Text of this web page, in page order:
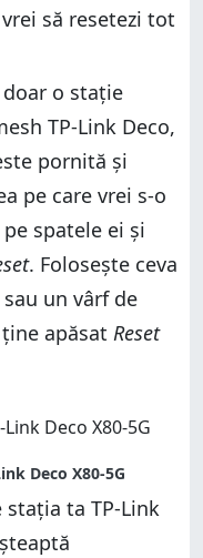
să resetezi tot
o stație
TP-Link Deco,
pornită și
pe care vrei s-o
spatele ei și
. Folosește ceva
un vârf de
apăsat Reset
ta TP-Link